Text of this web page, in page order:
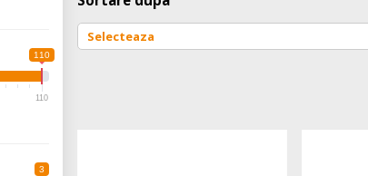
110
110
3